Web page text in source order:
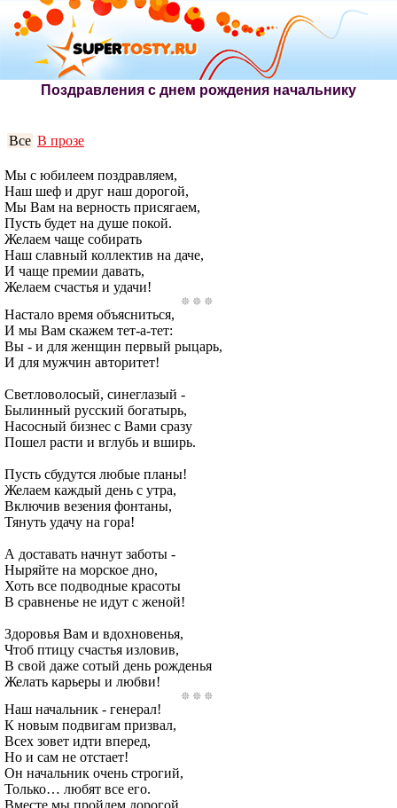
Поздравления с днем рождения начальнику
Все В прозе
Мы с юбилеем поздравляем,
Наш шеф и друг наш дорогой,
Мы Вам на верность присягаем,
Пусть будет на душе покой.
Желаем чаще собирать
Наш славный коллектив на даче,
И чаще премии давать,
Желаем счастья и удачи!
Настало время объясниться,
И мы Вам скажем тет-а-тет:
Вы - и для женщин первый рыцарь,
И для мужчин авторитет!
Светловолосый, синеглазый -
Былинный русский богатырь,
Насосный бизнес с Вами сразу
Пошел расти и вглубь и вширь.
Пусть сбудутся любые планы!
Желаем каждый день с утра,
Включив везения фонтаны,
Тянуть удачу на гора!
А доставать начнут заботы -
Ныряйте на морское дно,
Хоть все подводные красоты
В сравненье не идут с женой!
Здоровья Вам и вдохновенья,
Чтоб птицу счастья изловив,
В свой даже сотый день рожденья
Желать карьеры и любви!
Наш начальник - генерал!
К новым подвигам призвал,
Всех зовет идти вперед,
Но и сам не отстает!
Он начальник очень строгий,
Только… любят все его.
Вместе мы пройдем дорогой